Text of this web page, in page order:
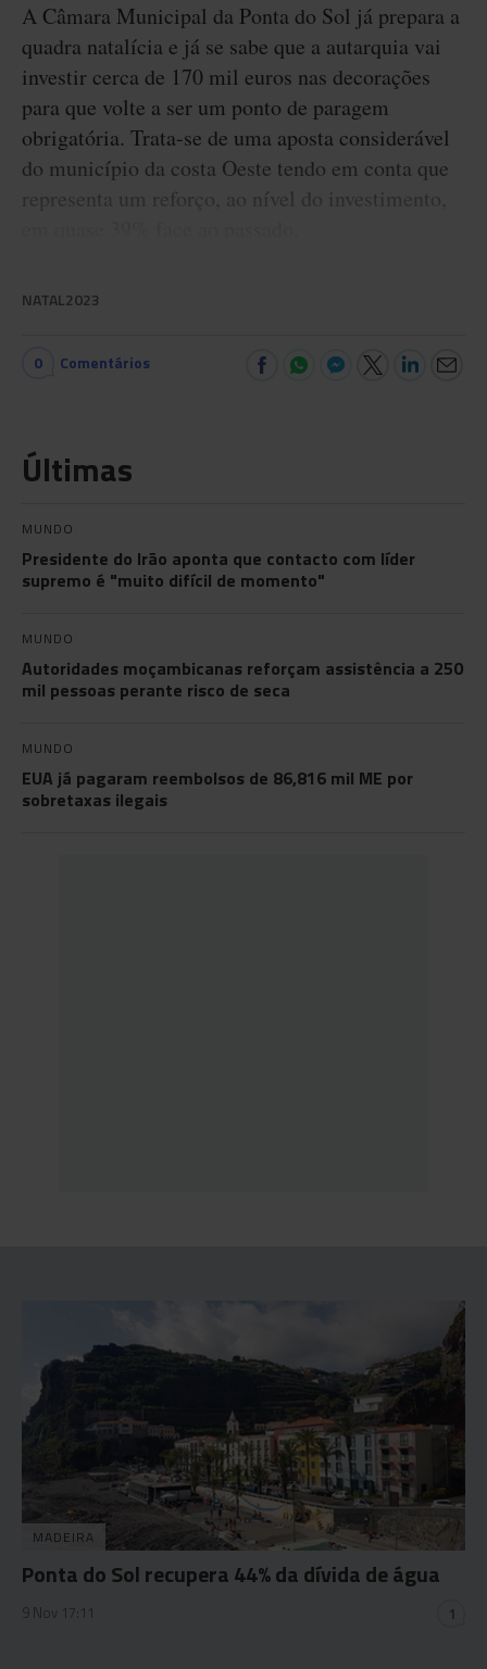
A Câmara Municipal da Ponta do Sol já prepara a
quadra natalícia e já se sabe que a autarquia vai
investir cerca de 170 mil euros nas decorações
para que volte a ser um ponto de paragem
obrigatória. Trata-se de uma aposta considerável
do município da costa Oeste tendo em conta que
representa um reforço, ao nível do investimento,
NATAL2023
0 Comentários
Últimas
MUNDO
Presidente do Irão aponta que contacto com líder
supremo é "muito difícil de momento"
MUNDO
Autoridades moçambicanas reforçam assistência a 250
mil pessoas perante risco de seca
MUNDO
EUA já pagaram reembolsos de 86,816 mil ME por
sobretaxas ilegais
MADEIRA
Ponta do Sol recupera 44% da dívida de água
9 Nov 17:11 1